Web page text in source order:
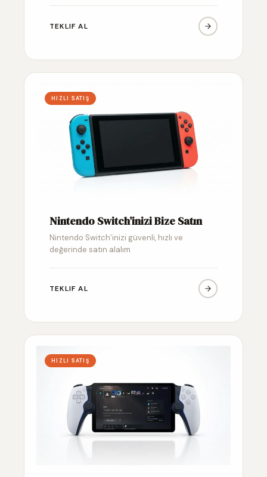
TEKLIF AL
HIZLI SATIŞ
Nintendo Switch’inizi Bize Satın
Nintendo Switch’inizi güvenli, hızlı ve
değerinde satın alalım
TEKLIF AL
HIZLI SATIŞ